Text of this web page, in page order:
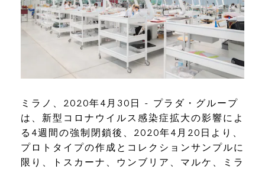
ミラノ、2020年4月30日 - プラダ・グループ
は、新型コロナウイルス感染症拡大の影響によ
る4週間の強制閉鎖後、2020年4月20日より、
プロトタイプの作成とコレクションサンプルに
限り、トスカーナ、ウンブリア、マルケ、ミラ